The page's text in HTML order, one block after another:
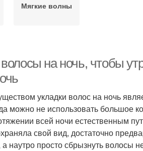
Мягкие волны
на ночь, чтобы
укладки волос на ночь
можно не использовать большое
всей ночи естественным
свой вид, достаточно
а наутро просто сбрызнуть волосы